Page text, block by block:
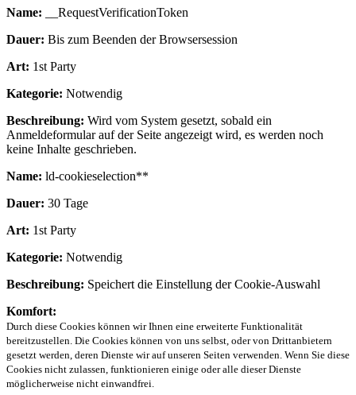
Name: __RequestVerificationToken
Dauer: Bis zum Beenden der Browsersession
Art: 1st Party
Kategorie: Notwendig
Beschreibung: Wird vom System gesetzt, sobald ein
Anmeldeformular auf der Seite angezeigt wird, es werden noch
keine Inhalte geschrieben.
Name: ld-cookieselection**
Dauer: 30 Tage
Art: 1st Party
Kategorie: Notwendig
Beschreibung: Speichert die Einstellung der Cookie-Auswahl
Komfort:
Durch diese Cookies können wir Ihnen eine erweiterte Funktionalität
bereitzustellen. Die Cookies können von uns selbst, oder von Drittanbietern
gesetzt werden, deren Dienste wir auf unseren Seiten verwenden. Wenn Sie diese
Cookies nicht zulassen, funktionieren einige oder alle dieser Dienste
möglicherweise nicht einwandfrei.